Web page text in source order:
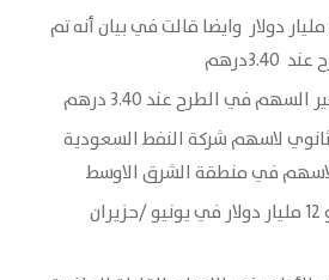
أدنوك للغاز بقيمة 2.84 مليار دولار وايضا قالت في بيان أنه تم
في الطرح عند 3.40 درهم
لاسهم شركة النفط السعودية
للاسهم في منطقة الشرق الاوسط
وصحيح بذكر جمع ارامكو 12 مليار دولار في يونيو /حزيران